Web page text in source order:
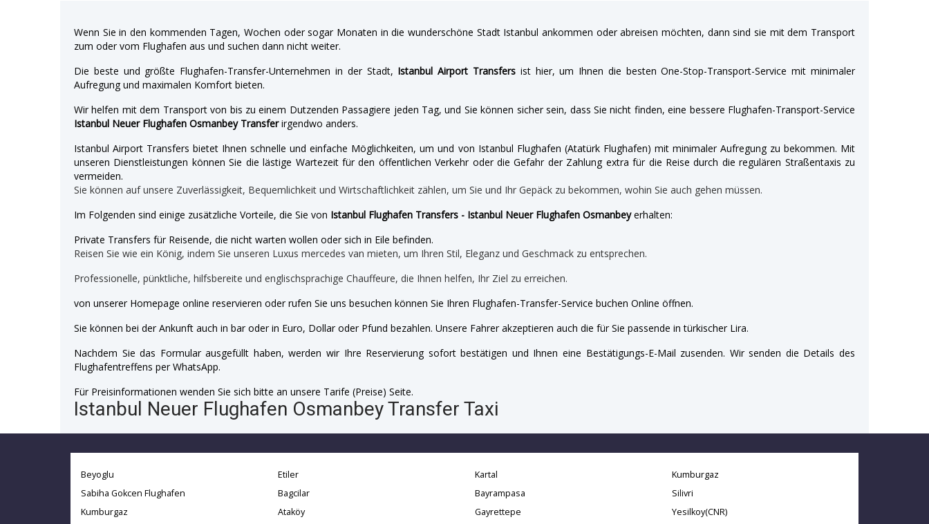
Wenn Sie in den kommenden Tagen, Wochen oder sogar Monaten in die wunderschöne Stadt Istanbul ankommen oder abreisen möchten, dann sind sie mit dem Transport
zum oder vom Flughafen aus und suchen dann nicht weiter.
Die beste und größte Flughafen-Transfer-Unternehmen in der Stadt, Istanbul Airport Transfersist hier, um Ihnen die besten One-Stop-Transport-Service mit minimaler
Aufregung und maximalen Komfort bieten.
Wir helfen mit dem Transport von bis zu einem Dutzenden Passagiere jeden Tag, und Sie können sicher sein, dass Sie nicht finden, eine bessere Flughafen-Transport-Service
Istanbul Neuer Flughafen Osmanbey Transferirgendwo anders.
Istanbul Airport Transfers bietet Ihnen schnelle und einfache Möglichkeiten, um und von Istanbul Flughafen (Atatürk Flughafen) mit minimaler Aufregung zu bekommen. Mit
unseren Dienstleistungen können Sie die lästige Wartezeit für den öffentlichen Verkehr oder die Gefahr der Zahlung extra für die Reise durch die regulären Straßentaxis zu
vermeiden.
Sie können auf unsere Zuverlässigkeit, Bequemlichkeit und Wirtschaftlichkeit zählen, um Sie und Ihr Gepäck zu bekommen, wohin Sie auch gehen müssen.
Im Folgenden sind einige zusätzliche Vorteile, die Sie von Istanbul Flughafen Transfers - Istanbul Neuer Flughafen Osmanbeyerhalten:
Private Transfers für Reisende, die nicht warten wollen oder sich in Eile befinden.
Reisen Sie wie ein König, indem Sie unseren Luxus mercedes van mieten, um Ihren Stil, Eleganz und Geschmack zu entsprechen.
Professionelle, pünktliche, hilfsbereite und englischsprachige Chauffeure, die Ihnen helfen, Ihr Ziel zu erreichen.
von unserer Homepage online reservieren oder rufen Sie uns besuchen können Sie Ihren Flughafen-Transfer-Service buchen Online öffnen.
Sie können bei der Ankunft auch in bar oder in Euro, Dollar oder Pfund bezahlen. Unsere Fahrer akzeptieren auch die für Sie passende in türkischer Lira.
Nachdem Sie das Formular ausgefüllt haben, werden wir Ihre Reservierung sofort bestätigen und Ihnen eine Bestätigungs-E-Mail zusenden. Wir senden die Details des
Flughafentreffens per WhatsApp.
Für Preisinformationen wenden Sie sich bitte an unsere Tarife (Preise) Seite.
Istanbul Neuer Flughafen Osmanbey Transfer Taxi
Beyoglu
Sabiha Gokcen Flughafen
Kumburgaz
Etiler
Bagcilar
Ataköy
Kartal
Bayrampasa
Gayrettepe
Kumburgaz
Silivri
Yesilkoy(CNR)